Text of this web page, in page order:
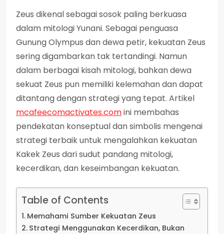
Zeus dikenal sebagai sosok paling berkuasa
dalam mitologi Yunani. Sebagai penguasa
Gunung Olympus dan dewa petir, kekuatan Zeus
sering digambarkan tak tertandingi. Namun
dalam berbagai kisah mitologi, bahkan dewa
sekuat Zeus pun memiliki kelemahan dan dapat
ditantang dengan strategi yang tepat. Artikel
mcafeecomactivates.comini membahas
pendekatan konseptual dan simbolis mengenai
strategi terbaik untuk mengalahkan kekuatan
Kakek Zeus dari sudut pandang mitologi,
kecerdikan, dan keseimbangan kekuatan.
Table of Contents
Memahami Sumber Kekuatan Zeus
Strategi Menggunakan Kecerdikan, Bukan